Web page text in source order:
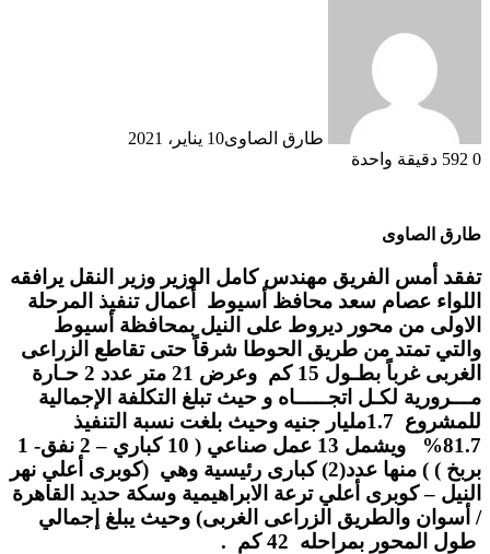
طارق الصاوى10 يناير، 2021
0
دقيقة واحدة
طارق الصاوى
تفقد أمس الفريق مهندس كامل الوزير وزير النقل يرافقه
اللواء عصام سعد محافظ أسيوط أعمال تنفيذ المرحلة
الاولى من محور ديروط على النيل بمحافظة أسيوط
والتي تمتد من طريق الحوطا شرقاً حتى تقاطع الزراعى
الغربى غرباً بطـول 15 كم وعرض 21 متر عدد 2 حـارة
مـــرورية لكـل اتجـــــاه و حيث تبلغ التكلفة الإجمالية
للمشروع 1.7مليار جنيه وحيث بلغت نسبة التنفيذ
81.7% ويشمل 13 عمل صناعي ( 10 كباري – 2 نفق- 1
بربخ ) ) منها عدد(2) كبارى رئيسية وهي (كوبرى أعلي نهر
النيل – كوبرى أعلي ترعة الابراهيمية وسكة حديد القاهرة
/ أسوان والطريق الزراعى الغربى) وحيث يبلغ إجمالي
طول المحور بمراحله 42 كم .